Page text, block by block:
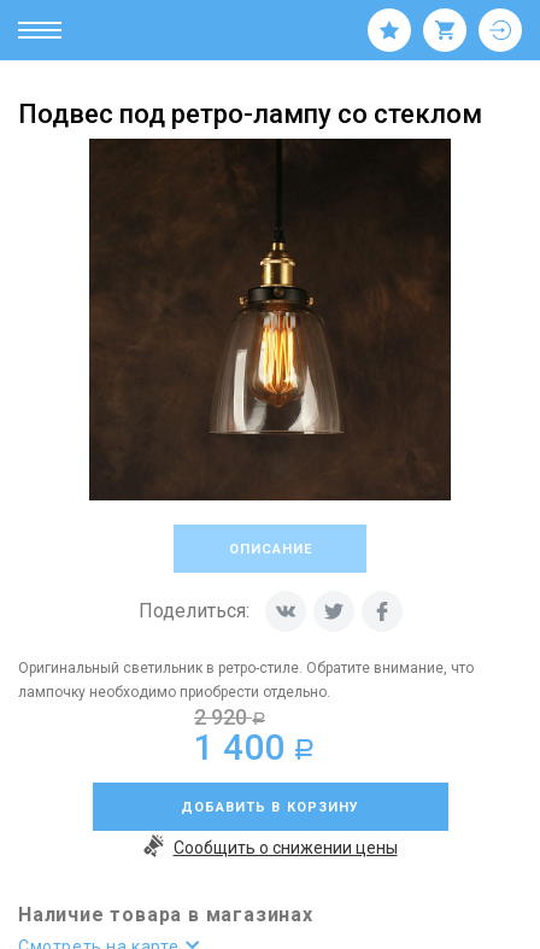
Подвес под ретро-лампу со стеклом
ОПИСАНИЕ
Поделиться:
Оригинальный светильник в ретро-стиле. Обратите внимание, что
лампочку необходимо приобрести отдельно.
2 920a
1 400 a
ДОБАВИТЬ В КОРЗИНУ
Сообщить о снижении цены
Наличие товара в магазинах